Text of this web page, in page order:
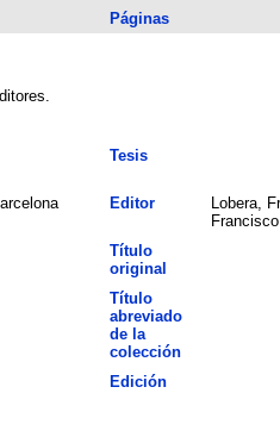
Páginas
Tesis
Editor
Lobera,
Francisco
Título
original
Título
abreviado
de la
colección
Edición